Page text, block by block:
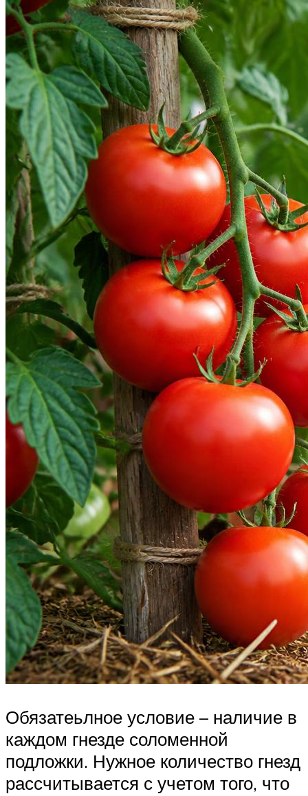
Обязатеьлное условие – наличие в
каждом гнезде соломенной
подложки. Нужное количество гнезд
рассчитывается с учетом того, что